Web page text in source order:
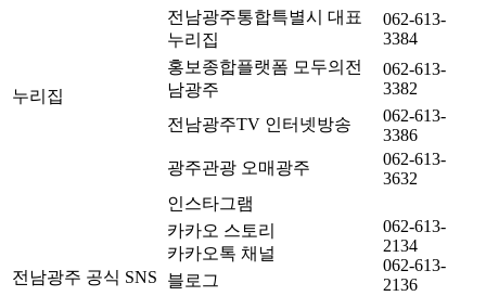
누리집
전남광주통합특별시 대표
누리집
062-613-
3384
홍보종합플랫폼 모두의전
남광주
062-613-
3382
전남광주TV 인터넷방송
062-613-
3386
광주관광 오매광주
062-613-
3632
전남광주 공식 SNS
인스타그램
062-613-
2134
062-613-
2136
카카오 스토리
카카오톡 채널
블로그